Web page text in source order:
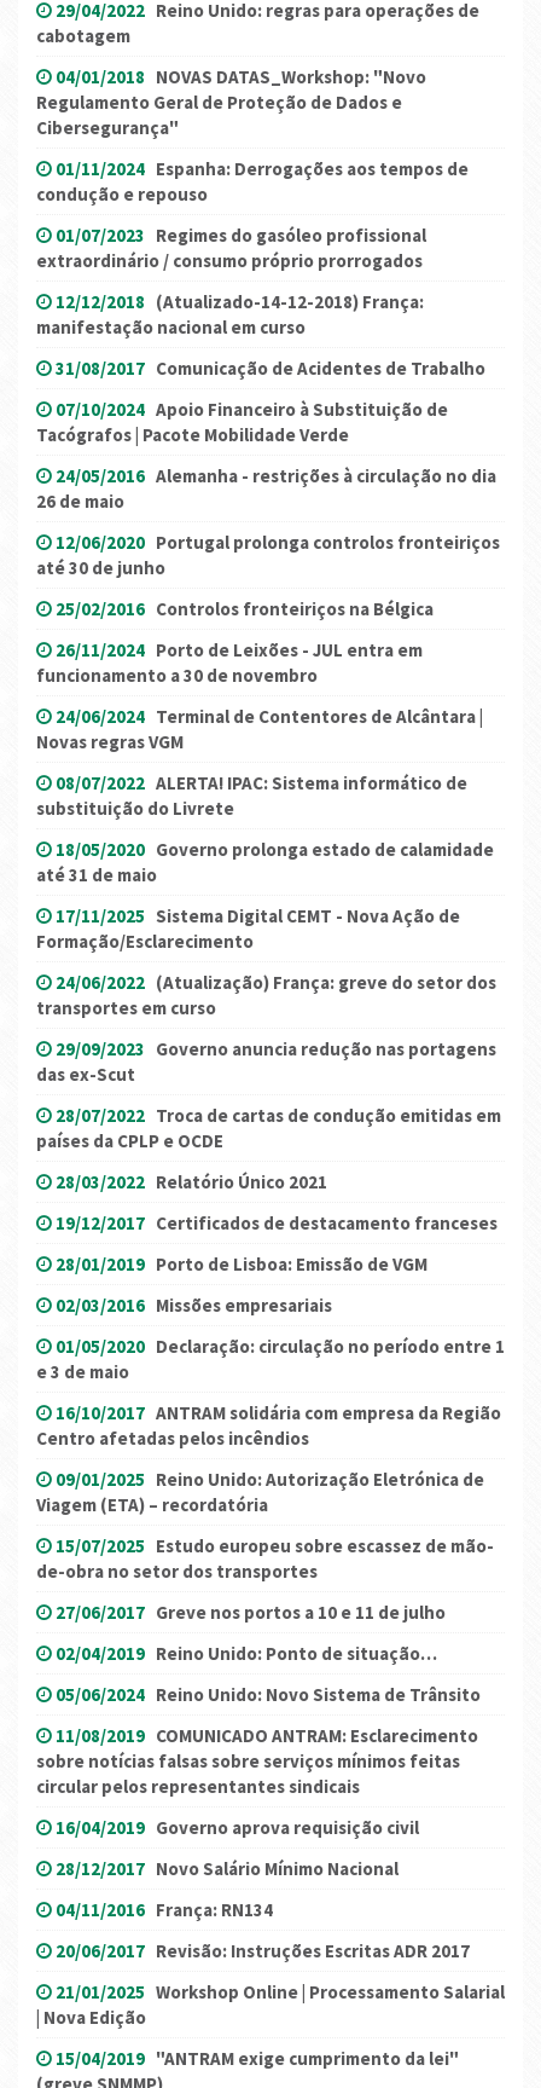
29/04/2022 Reino Unido: regras para operações de
cabotagem
04/01/2018 NOVAS DATAS_Workshop: "Novo
Regulamento Geral de Proteção de Dados e
Cibersegurança"
01/11/2024 Espanha: Derrogações aos tempos de
condução e repouso
01/07/2023 Regimes do gasóleo profissional
extraordinário / consumo próprio prorrogados
12/12/2018 (Atualizado-14-12-2018) França:
manifestação nacional em curso
31/08/2017 Comunicação de Acidentes de Trabalho
07/10/2024 Apoio Financeiro à Substituição de
Tacógrafos | Pacote Mobilidade Verde
24/05/2016 Alemanha - restrições à circulação no dia
26 de maio
12/06/2020 Portugal prolonga controlos fronteiriços
até 30 de junho
25/02/2016 Controlos fronteiriços na Bélgica
26/11/2024 Porto de Leixões - JUL entra em
funcionamento a 30 de novembro
24/06/2024 Terminal de Contentores de Alcântara |
Novas regras VGM
08/07/2022 ALERTA! IPAC: Sistema informático de
substituição do Livrete
18/05/2020 Governo prolonga estado de calamidade
até 31 de maio
17/11/2025 Sistema Digital CEMT - Nova Ação de
Formação/Esclarecimento
24/06/2022 (Atualização) França: greve do setor dos
transportes em curso
29/09/2023 Governo anuncia redução nas portagens
das ex-Scut
28/07/2022 Troca de cartas de condução emitidas em
países da CPLP e OCDE
28/03/2022 Relatório Único 2021
19/12/2017 Certificados de destacamento franceses
28/01/2019 Porto de Lisboa: Emissão de VGM
02/03/2016 Missões empresariais
01/05/2020 Declaração: circulação no período entre 1
e 3 de maio
16/10/2017 ANTRAM solidária com empresa da Região
Centro afetadas pelos incêndios
09/01/2025 Reino Unido: Autorização Eletrónica de
Viagem (ETA) – recordatória
15/07/2025 Estudo europeu sobre escassez de mão-
de-obra no setor dos transportes
27/06/2017 Greve nos portos a 10 e 11 de julho
02/04/2019 Reino Unido: Ponto de situação…
05/06/2024 Reino Unido: Novo Sistema de Trânsito
11/08/2019 COMUNICADO ANTRAM: Esclarecimento
sobre notícias falsas sobre serviços mínimos feitas
circular pelos representantes sindicais
16/04/2019 Governo aprova requisição civil
28/12/2017 Novo Salário Mínimo Nacional
04/11/2016 França: RN134
20/06/2017 Revisão: Instruções Escritas ADR 2017
21/01/2025 Workshop Online | Processamento Salarial
| Nova Edição
15/04/2019 "ANTRAM exige cumprimento da lei"